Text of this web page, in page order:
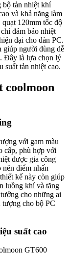
bộ tản nhiệt khí
và khả năng làm
120mm tốc độ
đảm bảo nhiệt
đại cho dàn PC.
giúp người dùng dễ
Đây là lựa chọn lý
suất tản nhiệt cao.
coolmoon
với gam màu
cấp, phù hợp với
được gia công
điểm nhấn
kế này còn giúp
luồng khí và tăng
cho những ai
tượng cho bộ PC
suất cao
GT600